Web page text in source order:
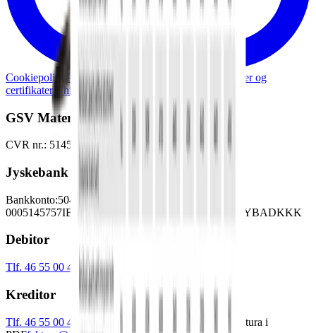
Cookiepolitik Persondatapolitik
Generelle lejebetingelser og
certifikaterWhistleblowerordning
GSV Materieludlejning A/S
CVR nr.: 51457528
Jyskebank
Bankkonto:5042-
0005145757IBAN: SWIFT: JYBADKKK
Debitor
Tlf. 46 55 00 42 debitor@gsv.dk
Kreditor
Tlf. 46 55 00 41 kreditor@gsv.dk
Faktura i